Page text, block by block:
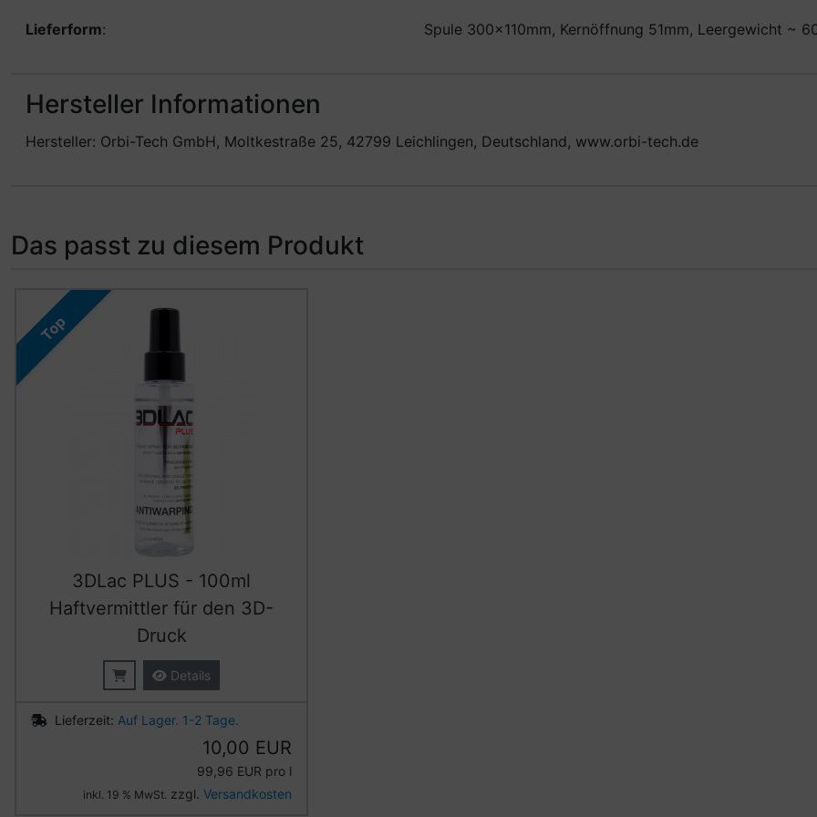
Lieferform: Spule 300x110mm, Kernöffnung 51mm, Leergewicht ~
Hersteller Informationen
Hersteller: Orbi-Tech GmbH, Moltkestraße 25, 42799 Leichlingen, Deutschland, www.orbi-tech.de
Das passt zu diesem Produkt
Es folgt ein Produktslider - navigieren Sie mit der Tab-Taste zu den einzelnen Artikeln.
Top
3DLac PLUS - 100ml
Haftvermittler für den 3D-
Druck
Details
Lieferzeit: Auf Lager. 1-2 Tage.
10,00 EUR
99,96 EUR pro l
inkl. 19 % MwSt. zzgl. Versandkosten